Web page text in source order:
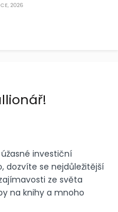
2026
investiční
dozvíte se nejdůležitější
ze světa
na knihy a mnoho